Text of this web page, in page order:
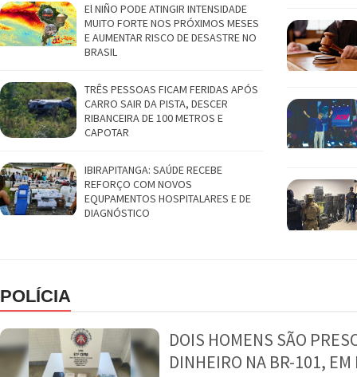
El NIÑO PODE ATINGIR INTENSIDADE
MUITO FORTE NOS PRÓXIMOS MESES
E AUMENTAR RISCO DE DESASTRE NO
BRASIL
TRÊS PESSOAS FICAM FERIDAS APÓS
CARRO SAIR DA PISTA, DESCER
RIBANCEIRA DE 100 METROS E
CAPOTAR
IBIRAPITANGA: SAÚDE RECEBE
REFORÇO COM NOVOS
EQUPAMENTOS HOSPITALARES E DE
DIAGNÓSTICO
POLÍCIA
DOIS HOMENS SÃO
DINHEIRO NA BR-101,